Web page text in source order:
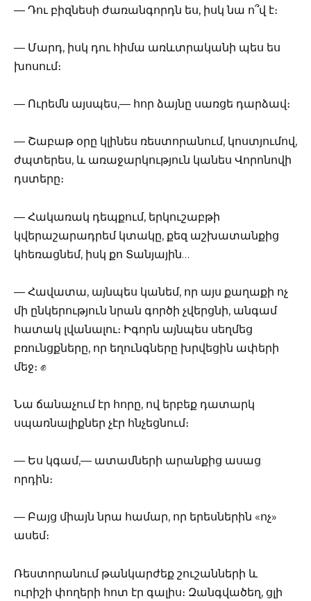
— Դու բիզնեսի ժառանգորդն ես, իսկ նա ո՞վ է։
— Մարդ, իսկ դու հիմա առևտրականի պես ես
խոսում։
— Ուրեմն այսպես,— հոր ձայնը սառցե դարձավ։
— Շաբաթ օրը կլինես ռեստորանում, կոստյումով,
ժպտերես, և առաջարկություն կանես Վորոնովի
դստերը։
— Հակառակ դեպքում, երկուշաբթի
կվերաշարադրեմ կտակը, քեզ աշխատանքից
կհեռացնեմ, իսկ քո Տանյային…
— Հավատա, այնպես կանեմ, որ այս քաղաքի ոչ
մի ընկերություն նրան գործի չվերցնի, անգամ
հատակ լվանալու։ Իգորն այնպես սեղմեց
բռունցքները, որ եղունգները խրվեցին ափերի
մեջ։ ✊
Նա ճանաչում էր հորը, ով երբեք դատարկ
սպառնալիքներ չէր հնչեցնում։
— Ես կգամ,— ատամների արանքից ասաց
որդին։
— Բայց միայն նրա համար, որ երեսներին «ոչ»
ասեմ։
Ռեստորանում թանկարժեք շուշանների և
ուրիշի փողերի հոտ էր գալիս։ Զանգվածեղ, ցլի